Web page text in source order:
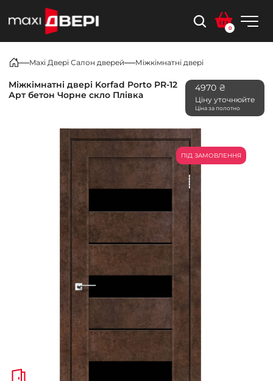
0
Maxi Двері Салон дверей Міжкімнатні двері
Міжкімнатні двері Korfad Porto PR-12
Арт бетон Чорне скло Плівка
4970 ₴
Ціну уточнюйте
Ціна за полотно
ПІД ЗАМОВЛЕННЯ